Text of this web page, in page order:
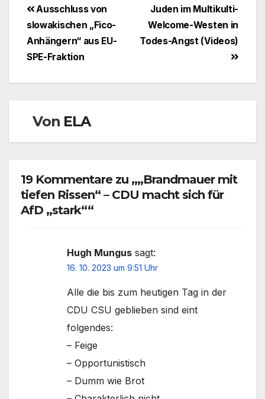
Beitragsnavigation
Juden im Multikulti-
Welcome-Westen in
Todes-Angst (Videos)
Ausschluss von
slowakischen „Fico-
Anhängern“ aus EU-
SPE-Fraktion
Von ELA
19 Kommentare zu „„Brandmauer mit
tiefen Rissen“ – CDU macht sich für
AfD „stark““
Hugh Mungus sagt:
16. 10. 2023 um 9:51 Uhr
Alle die bis zum heutigen Tag in der
CDU CSU geblieben sind eint
folgendes:
– Feige
– Opportunistisch
– Dumm wie Brot